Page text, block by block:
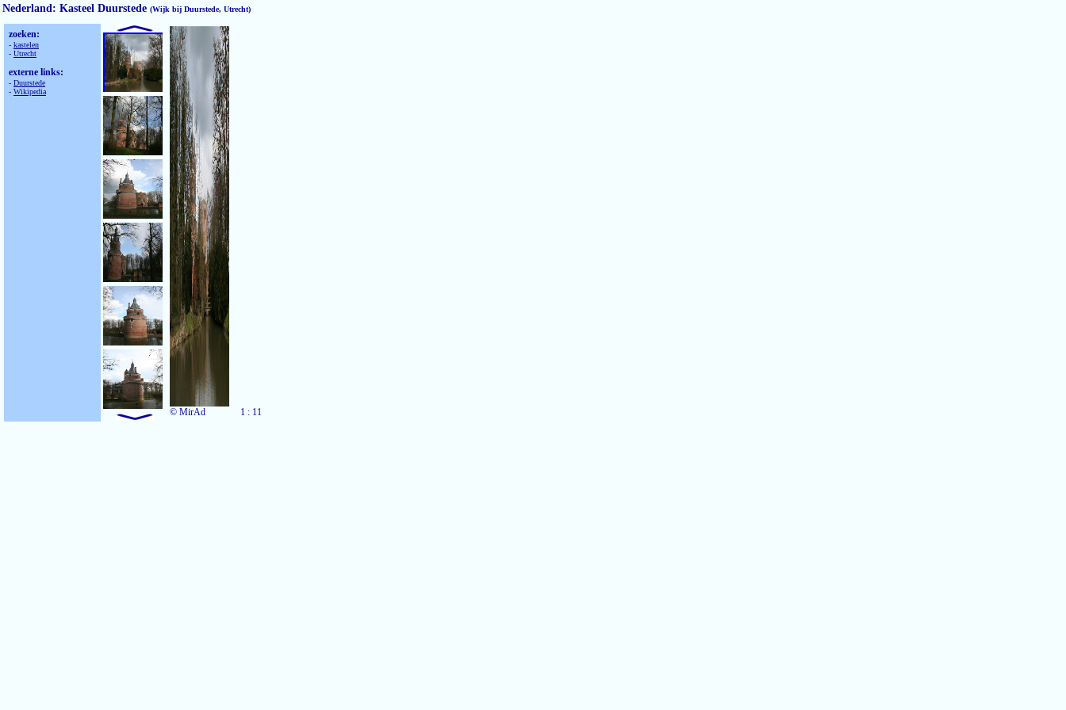
Nederland: Kasteel Duurstede (Wijk bij Duurstede, Utrecht)
zoeken:
- kastelen
- Utrecht
externe links:
- Duurstede
- Wikipedia
© MirAd 1 : 11